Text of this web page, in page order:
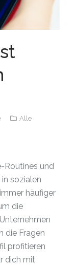
Alle
Routines und
sozialen
häufiger
die
die Fragen
profitieren
dich mit